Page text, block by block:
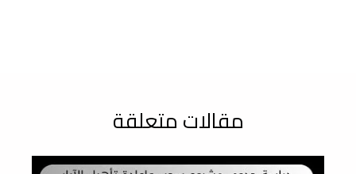
مقالات متعلقة